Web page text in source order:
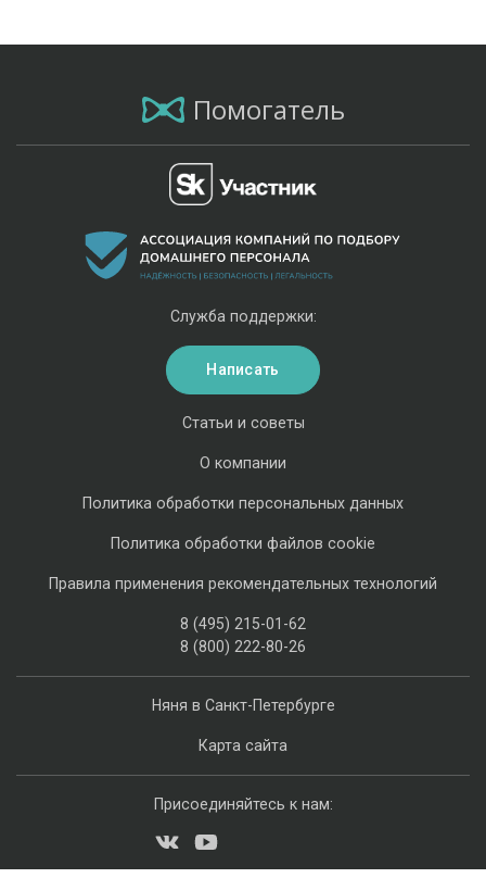
Помогатель
Няня в Санкт-Петербурге
Карта сайта
Статьи и советы
О компании
Политика обработки персональных данных
Политика обработки файлов cookie
Правила применения рекомендательных технологий
8 (495) 215-01-62
8 (800) 222-80-26
Служба поддержки:
Написать
Присоединяйтесь к нам: